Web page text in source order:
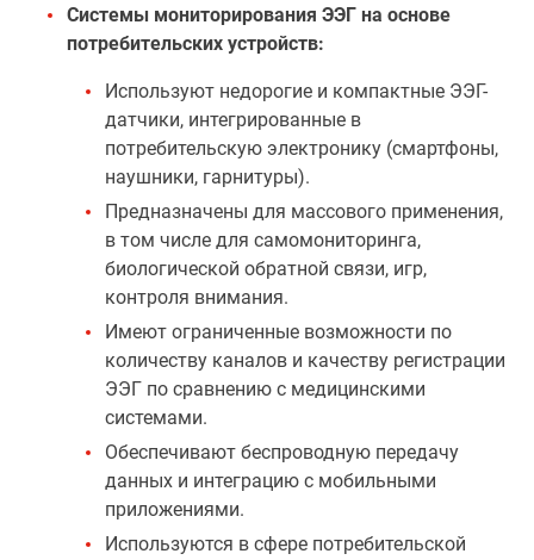
Системы мониторирования ЭЭГ на основе
потребительских устройств:
Используют недорогие и компактные ЭЭГ-
датчики, интегрированные в
потребительскую электронику (смартфоны,
наушники, гарнитуры).
Предназначены для массового применения,
в том числе для самомониторинга,
биологической обратной связи, игр,
контроля внимания.
Имеют ограниченные возможности по
количеству каналов и качеству регистрации
ЭЭГ по сравнению с медицинскими
системами.
Обеспечивают беспроводную передачу
данных и интеграцию с мобильными
приложениями.
Используются в сфере потребительской